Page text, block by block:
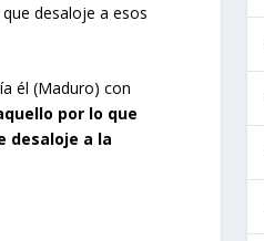
desaloje a esos
él (Maduro) con
por lo que
desaloje a la